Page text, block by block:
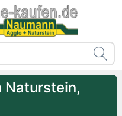
Naturstein,